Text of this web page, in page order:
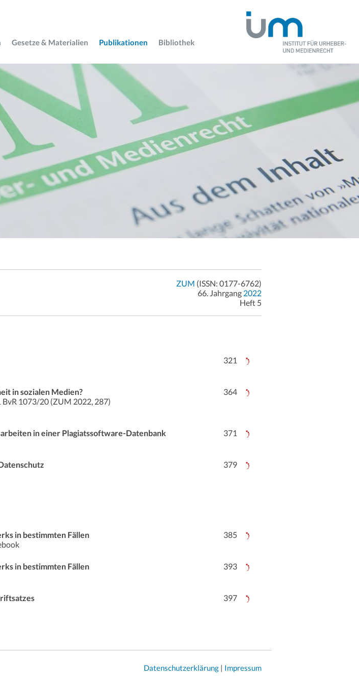
Gesetze & Materialien Publikationen Bibliothek
ZUM (ISSN: 0177-6762)
66. Jahrgang 2022
Heft 5
321
in sozialen Medien?
BvR 1073/20 (ZUM 2022, 287)
364
in einer Plagiatssoftware-Datenbank
371
379
in bestimmten Fällen
385
in bestimmten Fällen
393
397
Datenschutzerklärung | Impressum